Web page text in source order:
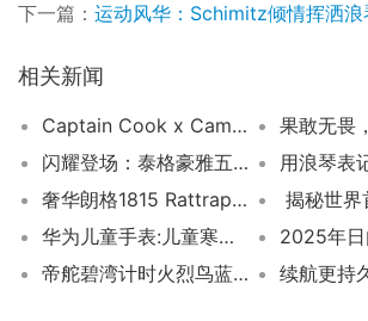
下一篇： 运动风华：Schimitz倾情挥洒
相关新闻
Captain Cook x Cameron Norrie合作限量版腕表，让你成为花旗公开赛的真正领航者！”
闪耀登场：泰格豪雅五大明星手表压轴亮相！
奢华朗格1815 Rattrapante追针计时
华为儿童手表:儿童寒假安全的全方位守护神
帝舵碧湾计时火烈鸟蓝款:吸睛色调的腕表佳作